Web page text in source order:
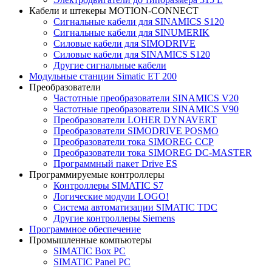
Кабели и штекеры MOTION-CONNECT
Сигнальные кабели для SINAMICS S120
Сигнальные кабели для SINUMERIK
Силовые кабели для SIMODRIVE
Силовые кабели для SINAMICS S120
Другие сигнальные кабели
Модульные станции Simatic ET 200
Преобразователи
Частотные преобразователи SINAMICS V20
Частотные преобразователи SINAMICS V90
Преобразователи LOHER DYNAVERT
Преобразователи SIMODRIVE POSMO
Преобразователи тока SIMOREG CCP
Преобразователи тока SIMOREG DC-MASTER
Программный пакет Drive ES
Программируемые контроллеры
Контроллеры SIMATIC S7
Логические модули LOGO!
Система автоматизации SIMATIC TDC
Другие контроллеры Siemens
Программное обеспечение
Промышленные компьютеры
SIMATIC Box PC
SIMATIC Panel PС